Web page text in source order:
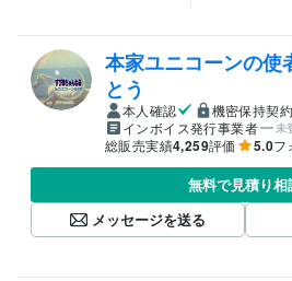
本家ユニコーンの使
とう
本人確認 機密保持契
インボイス発行事業者 未
総販売実績4,259評価 5.0フ
無料で見積り相
メッセージを送る